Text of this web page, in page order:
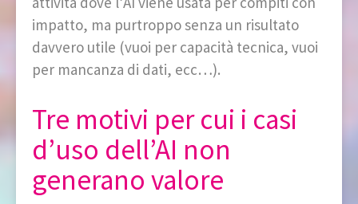
impatto, ma purtroppo senza un risultato
davvero utile (vuoi per capacità tecnica, vuoi
per mancanza di dati, ecc…).
Tre motivi per cui i casi
d’uso dell’AI non
generano valore